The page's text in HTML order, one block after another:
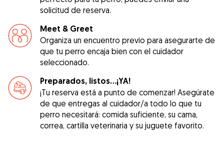
solicitud de reserva.
Meet & Greet
Organiza un encuentro previo para asegurarte de
que tu perro encaja bien con el cuidador
seleccionado.
Preparados, listos...¡YA!
¡Tu reserva está a punto de comenzar! Asegúrate
de que entregas al cuidador/a todo lo que tu
perro necesitará: comida suficiente, su cama,
correa, cartilla veterinaria y su juguete favorito.